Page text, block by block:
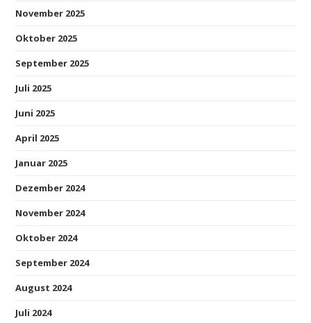
November 2025
Oktober 2025
September 2025
Juli 2025
Juni 2025
April 2025
Januar 2025
Dezember 2024
November 2024
Oktober 2024
September 2024
August 2024
Juli 2024